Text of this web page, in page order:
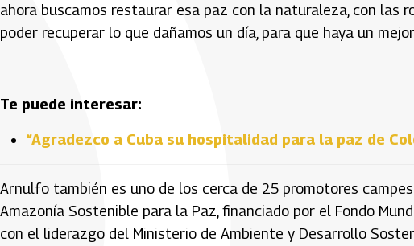
ahora buscamos restaurar esa paz con la naturaleza, con las
poder recuperar lo que dañamos un día, para que haya un
Te puede interesar:
“Agradezco a Cuba su hospitalidad para la paz de
Arnulfo también es uno de los cerca de 25 promotores
Amazonía Sostenible para la Paz, financiado por el Fondo
con el liderazgo del Ministerio de Ambiente y Desarrollo